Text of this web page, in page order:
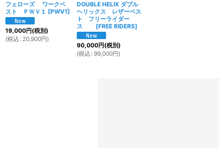
フェローズ ワークベ
スト ＰＷＶ１ [PWV1]
19,000円(税別)
(税込 : 20,900円)
DOUBLE HELIX ダブル
ヘリックス レザーベス
ト フリーライダー
ス
[FREE RIDERS]
90,000円(税別)
(税込 : 99,000円)